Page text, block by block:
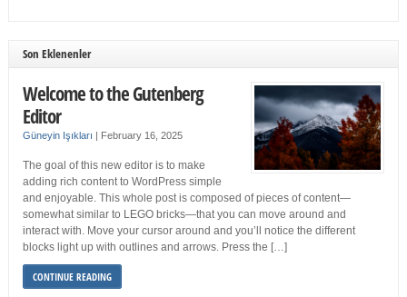
Son Eklenenler
Welcome to the Gutenberg
Editor
Güneyin Işıkları | February 16, 2025
The goal of this new editor is to make
adding rich content to WordPress simple
and enjoyable. This whole post is composed of pieces of content—
somewhat similar to LEGO bricks—that you can move around and
interact with. Move your cursor around and you’ll notice the different
blocks light up with outlines and arrows. Press the […]
CONTINUE READING